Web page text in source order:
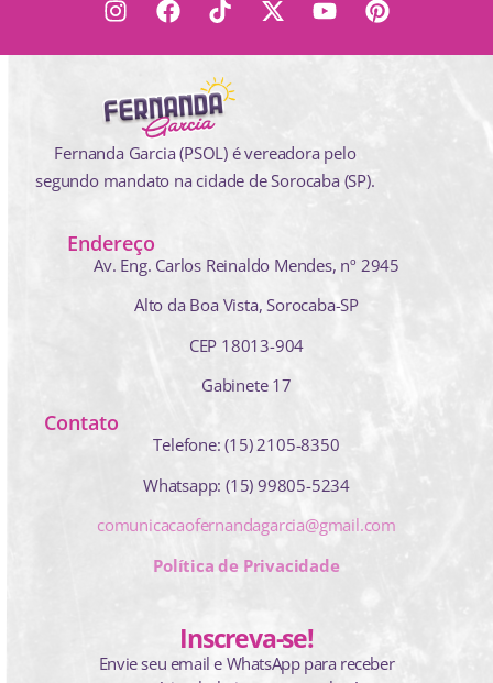
Fernanda Garcia (PSOL) é vereadora pelo
segundo mandato na cidade de Sorocaba (SP).
Endereço
Av. Eng. Carlos Reinaldo Mendes, nº 2945
Alto da Boa Vista, Sorocaba-SP
CEP 18013-904
Gabinete 17
Contato
Telefone: (15) 2105-8350
Whatsapp: (15) 99805-5234
comunicacaofernandagarcia@gmail.com
Política de Privacidade
Inscreva-se!
Envie seu email e WhatsApp para receber